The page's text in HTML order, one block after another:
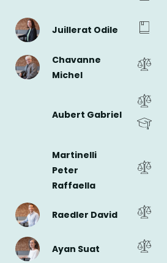
Juillerat Odile
Chavanne
Michel
Aubert Gabriel
Martinelli
Peter
Raffaella
Raedler David
Ayan Suat